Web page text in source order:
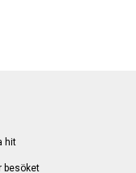
hit
besöket